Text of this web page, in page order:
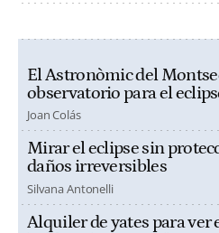
El Astronòmic del
observatorio para el
Joan Colás
Mirar el eclipse sin
daños irreversibles
Silvana Antonelli
Alquiler de yates para ver